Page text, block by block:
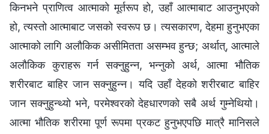
किनभने प्राणित्व आत्माको मूर्तरूप हो, उहाँ आत्माबाट आउनुभएको
हो, त्यस्तो आत्माबाट जसको स्वरूप छ। त्यसकारण, देहमा हुनुभएका
आत्माको लागि अलौकिक असीमितता असम्‍भव हुन्छ; अर्थात्, आत्माले
अलौकिक कुराहरू गर्न सक्‍नुहुन्‍न, भन्‍नुको अर्थ, आत्मा भौतिक
शरीरबाट बाहिर जान सक्‍नुहुन्‍न। यदि उहाँ देहको शरीरबाट बाहिर
जान सक्नुहुन्थ्यो भने, परमेश्‍वरको देहधारणको सबै अर्थ गुम्नेथियो।
आत्मा भौतिक शरीरमा पूर्ण रूपमा प्रकट हुनुभएपछि मात्रै मानिसले